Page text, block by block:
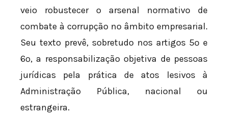
veio robustecer o arsenal normativo de
combate à corrupção no âmbito empresarial.
Seu texto prevê, sobretudo nos artigos 5º e
6º, a responsabilização objetiva de pessoas
jurídicas pela prática de atos lesivos à
Administração Pública, nacional ou
estrangeira.